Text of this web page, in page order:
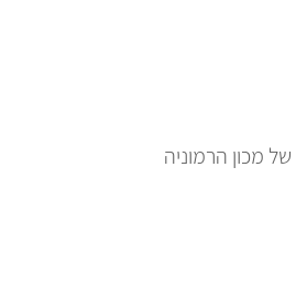
של מכון הרמוניה